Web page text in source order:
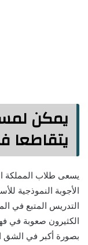
يمكن
يتقاطعا
يسعى طلاب المملكة
الأجوبة النموذجية
التدريس المتبع في
الكثيرون صعوبة في
بصورة أكبر في الشق